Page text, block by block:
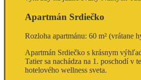
Apartmán Srdiečko
Rozloha apartmánu: 60 m² (vrátane
Apartmán Srdiečko s krásnym
Tatier sa nachádza na 1. poschodí v
hotelového wellness sveta.